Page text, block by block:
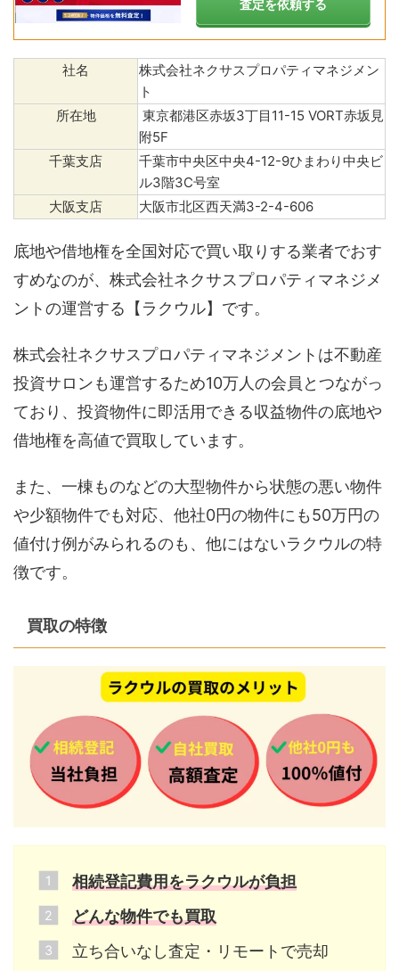
査定を依頼する
社名
株式会社ネクサスプロパティマネジメン
ト
所在地
東京都港区赤坂3丁目11-15 VORT赤坂見
附5F
千葉支店
千葉市中央区中央4-12-9ひまわり中央ビ
ル3階3C号室
大阪支店
大阪市北区西天満3-2-4-606
底地や借地権を全国対応で買い取りする業者でおす
すめなのが、株式会社ネクサスプロパティマネジメ
ントの運営する【ラクウル】です。
株式会社ネクサスプロパティマネジメントは不動産
投資サロンも運営するため10万人の会員とつながっ
ており、投資物件に即活用できる収益物件の底地や
借地権を高値で買取しています。
また、一棟ものなどの大型物件から状態の悪い物件
や少額物件でも対応、他社0円の物件にも50万円の
値付け例がみられるのも、他にはないラクウルの特
徴です。
買取の特徴
相続登記費用をラクウルが負担
どんな物件でも買取
立ち合いなし査定・リモートで売却